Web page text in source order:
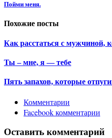
Пойми меня.
Похожие посты
Как расстаться с мужчиной,
Ты – мне, я — тебе
Пять запахов, которые
Комментарии
Facebook комментарии
Оставить комментарий